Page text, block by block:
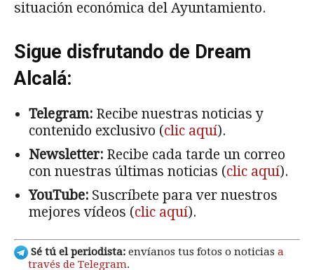
situación económica del Ayuntamiento.
Sigue disfrutando de Dream
Alcalá:
Telegram: Recibe nuestras noticias y
contenido exclusivo (clic aquí).
Newsletter: Recibe cada tarde un correo
con nuestras últimas noticias (clic aquí).
YouTube: Suscríbete para ver nuestros
mejores vídeos (clic aquí).
Sé tú el periodista: envíanos tus fotos o noticias a
través de Telegram.